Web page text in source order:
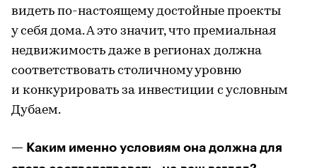
видеть по-настоящему достойные проекты
у себя дома. А это значит, что премиальная
недвижимость даже в регионах должна
соответствовать столичному уровню
и конкурировать за инвестиции с условным
Дубаем.
— Каким именно условиям она должна для